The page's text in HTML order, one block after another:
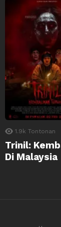
1.9k Tontonan
Trinil:
Di Malaysia